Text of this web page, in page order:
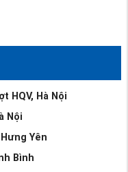
HQV, Hà Nội
Nội
Yên
Bình